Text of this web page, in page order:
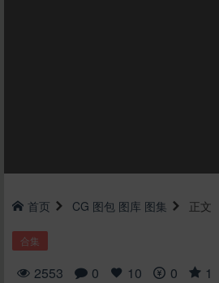
首页 CG 图包 图库 图集 正文
合集
2553 0 10 0 1